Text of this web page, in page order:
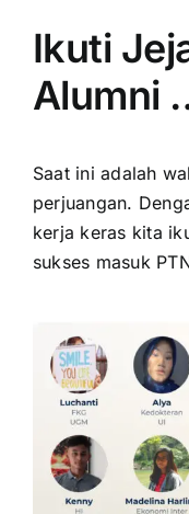
Ikuti
Alumni
Saat ini adalah
perjuangan.
kerja keras kita
sukses masuk